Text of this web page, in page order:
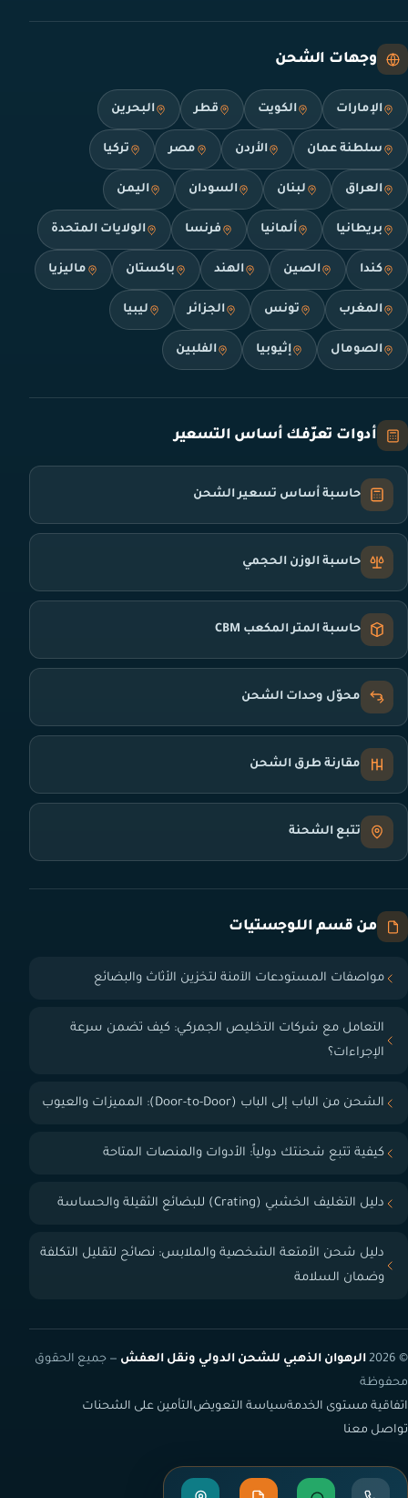
وجهات الشحن
الإمارات الكويت قطر البحرين
سلطنة عمان الأردن مصر تركيا
العراق لبنان السودان اليمن
بريطانيا ألمانيا فرنسا الولايات المتحدة
كندا الصين الهند باكستان ماليزيا
المغرب تونس الجزائر ليبيا
الصومال إثيوبيا الفلبين
أدوات تعرّفك أساس التسعير
حاسبة أساس تسعير الشحن
حاسبة الوزن الحجمي
حاسبة المتر المكعب CBM
محوّل وحدات الشحن
مقارنة طرق الشحن
تتبع الشحنة
من قسم اللوجستيات
مواصفات المستودعات الآمنة لتخزين الأثاث والبضائع
التعامل مع شركات التخليص الجمركي: كيف تضمن سرعة
الإجراءات؟
الشحن من الباب إلى الباب (Door-to-Door): المميزات والعيوب
كيفية تتبع شحنتك دولياً: الأدوات والمنصات المتاحة
دليل التغليف الخشبي (Crating) للبضائع الثقيلة والحساسة
دليل شحن الأمتعة الشخصية والملابس: نصائح لتقليل التكلفة
وضمان السلامة
© 2026 الرهوان الذهبي للشحن الدولي ونقل العفش — جميع الحقوق
محفوظة
اتفاقية مستوى الخدمةسياسة التعويضالتأمين على الشحنات
تواصل معنا